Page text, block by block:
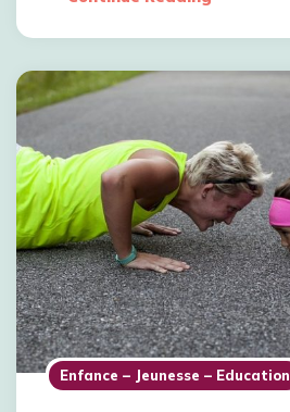
Enfance – Jeunesse – Education